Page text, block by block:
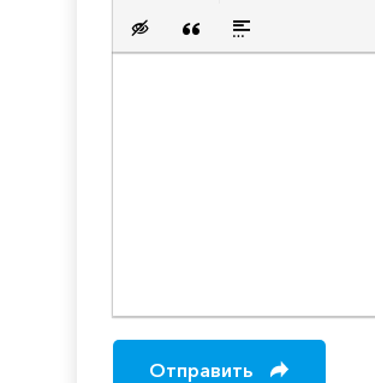
Вставка скрытого
Вставка цитаты
Вставка
Отправить